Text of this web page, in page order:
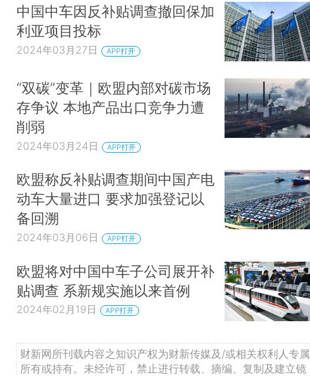
中国中车因反补贴调查撤回保加
利亚项目投标
2024年03月27日 APP打开
“双碳”变革｜欧盟内部对碳市场
存争议 本地产品出口竞争力遭
削弱
2024年03月24日 APP打开
欧盟称反补贴调查期间中国产电
动车大量进口 要求加强登记以
备回溯
2024年03月06日 APP打开
欧盟将对中国中车子公司展开补
贴调查 系新规实施以来首例
2024年02月19日 APP打开
财新网所刊载内容之知识产权为财新传媒及/或相关权利人专属
所有或持有。未经许可，禁止进行转载、摘编、复制及建立镜